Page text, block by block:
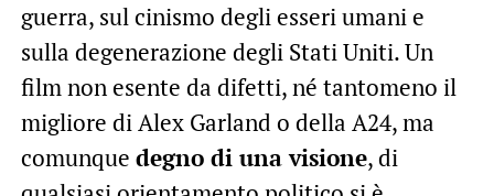
guerra, sul cinismo degli esseri umani e
sulla degenerazione degli Stati Uniti. Un
film non esente da difetti, né tantomeno il
migliore di Alex Garland o della A24, ma
comunque degno di una visione, di